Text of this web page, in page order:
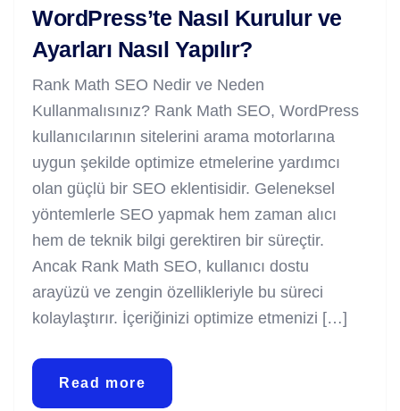
WordPress’te Nasıl Kurulur ve
Ayarları Nasıl Yapılır?
Rank Math SEO Nedir ve Neden
Kullanmalısınız? Rank Math SEO, WordPress
kullanıcılarının sitelerini arama motorlarına
uygun şekilde optimize etmelerine yardımcı
olan güçlü bir SEO eklentisidir. Geleneksel
yöntemlerle SEO yapmak hem zaman alıcı
hem de teknik bilgi gerektiren bir süreçtir.
Ancak Rank Math SEO, kullanıcı dostu
arayüzü ve zengin özellikleriyle bu süreci
kolaylaştırır. İçeriğinizi optimize etmenizi […]
Read more